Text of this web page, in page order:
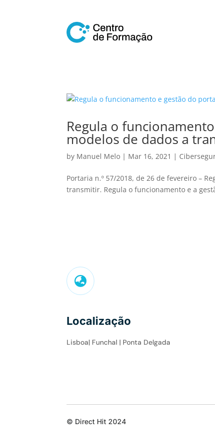
Regula o
modelos de dados a
by Manuel Melo | Mar 16, 2021 |
Portaria n.º 57/2018, de 26 de fevereiro –
transmitir. Regula o funcionamento e a

Localização
Lisboa| Funchal | Ponta Delgada
© Direct Hit 2024